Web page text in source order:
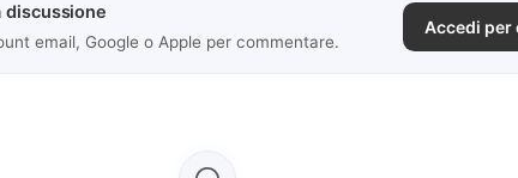
discussione
email, Google o Apple per commentare.
Accedi per